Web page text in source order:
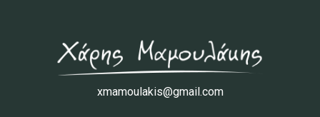
xmamoulakis@gmail.com